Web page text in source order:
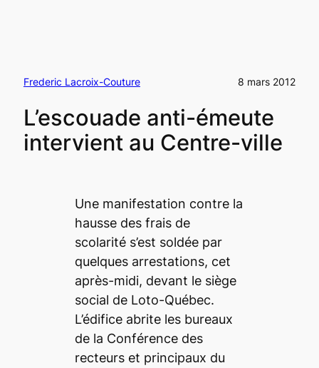
Frederic Lacroix-Couture 8 mars 2012
L’escouade anti-émeute
intervient au Centre-ville
Une manifestation contre la
hausse des frais de
scolarité s’est soldée par
quelques arrestations, cet
après-midi, devant le siège
social de Loto-Québec.
L’édifice abrite les bureaux
de la Conférence des
recteurs et principaux du